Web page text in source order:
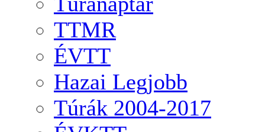
TTMR
ÉVTT
Hazai Legjobb
Túrák 2004-2017